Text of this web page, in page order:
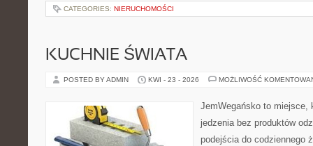
CATEGORIES: NIERUCHOMOŚCI
KUCHNIE ŚWIATA
POSTED BY ADMIN KWI - 23 - 2026 MOŻLIWOŚĆ
JemWegańsko to miejsce,
jedzenia bez produktów
podejścia do codziennego